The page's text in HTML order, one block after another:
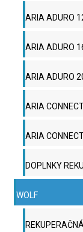
ARIA ADURO
ARIA ADURO
ARIA ADURO
ARIA
ARIA
DOPLNKY
WOLF